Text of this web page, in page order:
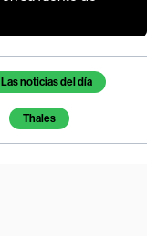
Las noticias del día
Thales